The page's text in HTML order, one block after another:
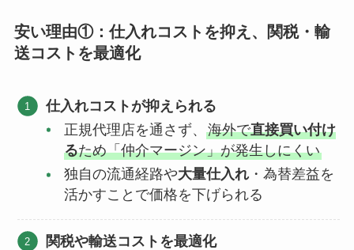
安い理由①：仕入れコストを抑え、関税・輸
送コストを最適化
仕入れコストが抑えられる
正規代理店を通さず、 海外で直接買い付け
るため「仲介マージン」が発生しにくい
独自の流通経路や大量仕入れ・為替差益を
活かすことで価格を下げられる
関税や輸送コストを最適化